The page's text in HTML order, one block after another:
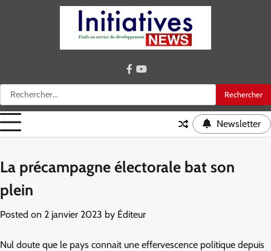
Rechercher :
facebook
youtube
Newsletter
La précampagne électorale bat son
plein
Posted on 2 janvier 2023 by Éditeur
Nul doute que le pays connait une effervescence politique depuis